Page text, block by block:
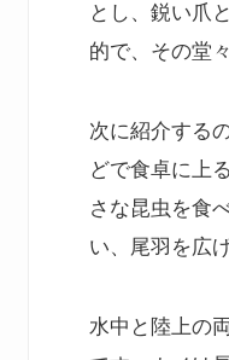
とし、鋭い爪
的で、その堂
次に紹介する
どで食卓に上
さな昆虫を食
い、尾羽を広
水中と陸上の